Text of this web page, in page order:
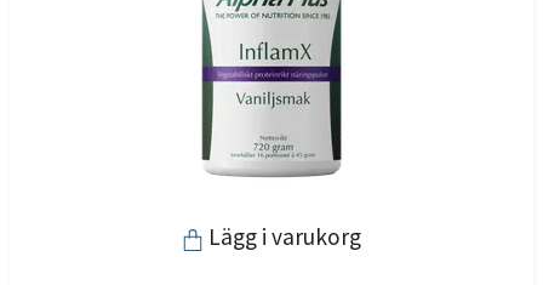
Lägg i varukorg